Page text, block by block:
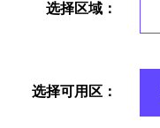
选择区域：
选择可用区：